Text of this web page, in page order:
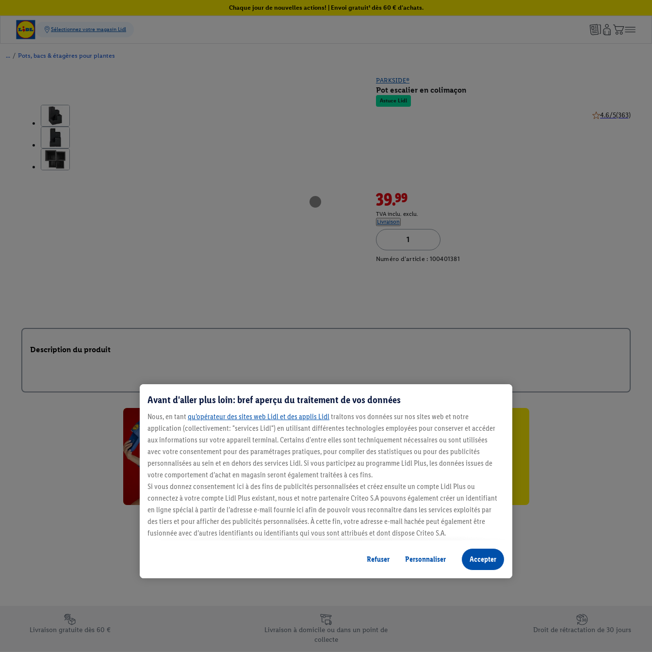
Chaque jour de nouvelles actions! | Envoi gratuit¹ dès 60 € d'achats.
/ Pots, bacs & étagères pour plantes
PARKSIDE®
Pot escalier en colimaçon
Astuce Lidl
4.6/5(363)
39.99
TVA inclu. exclu.
Livraison
Numéro d'article : 100401381
Description du produit
Restez au courant
Abonnez-vous à la newsletter
S'abonner
Élément du pied de page avec les différents arguments de vente uniques de Lidl.be
Livraison gratuite dès 60 €
Livraison à domicile ou dans un point de
collecte
Droit de rétractation de 30 jours
Avant d'aller plus loin: bref aperçu du traitement de vos données
Nous, en tant qu’opérateur des sites web Lidl et des applis Lidltraitons vos données sur nos sites web et notre
application (collectivement: "services Lidl") en utilisant différentes technologies employées pour conserver et accéder
aux informations sur votre appareil terminal. Certains d'entre elles sont techniquement nécessaires ou sont utilisées
avec votre consentement pour des paramétrages pratiques, pour compiler des statistiques ou pour des publicités
personnalisées au sein et en dehors des services Lidl. Si vous participez au programme Lidl Plus, les données issues de
votre comportement d’achat en magasin seront également traitées à ces fins.
Si vous donnez consentement ici à des fins de publicités personnalisées et créez ensuite un compte Lidl Plus ou
connectez à votre compte Lidl Plus existant, nous et notre partenaire Criteo S.A pouvons également créer un identifiant
en ligne spécial à partir de l’adresse e-mail fournie ici afin de pouvoir vous reconnaître dans les services exploités par
des tiers et pour afficher des publicités personnalisées. À cette fin, votre adresse e-mail hachée peut également être
fusionnée avec d’autres identifiants ou identifiants qui vous sont attribués et dont dispose Criteo S.A.
vous avez montré de l’intérêt (par exemple en plaçant le produit dans un panier d’un webshop mais sans procéder à
l’achat) peuvent également être affichées sur plusieurs apppareils et plusieurs services de Lidl si plusieurs terminaux ou
plusieurs services de Lidl peuvent vous être attribués en utilisant votre adresse e-mail hachée et, le cas échéant, d’autres
En cliquant sur « Refuser », vous pouvez autoriser uniquement l’utilisation des technologies nécessaires. En cliquant sur
« Accepter », vous autorisez tous les traitements pour toutes les finalités susmentionnées. Vous trouverez de plus amples
Refuser Personnaliser Accepter